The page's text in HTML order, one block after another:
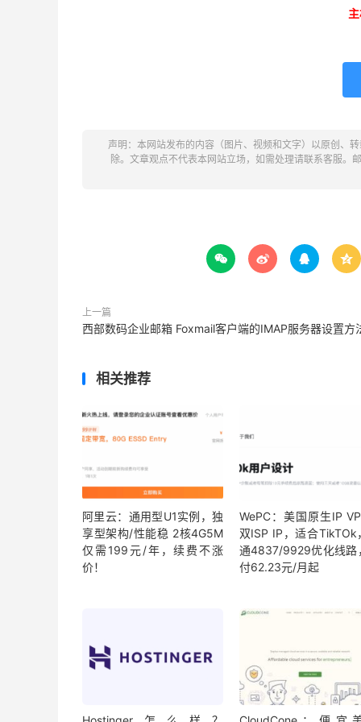
声明：本网站发布的内容（图片、视频和文字）以原创、
除。文章观点不代表本网站立场，如需处理请联系客服。
   
上一篇
西部数码企业邮箱 Foxmail客户端的IMAP服务器设置方
相关推荐
阿里云：通用型U1实例，独
享型架构/性能稳 2核4G5M
仅需199元/年，续费不涨
价！
WePC：美国原生IP
双ISP IP，适合TikTOk
通4837/9929优化线路
付62.23元/月起